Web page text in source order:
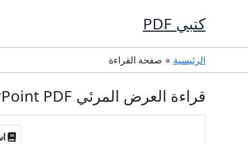
كتبي PDF
الرئيسية صفحة القراءة
قراءة العرض المرئي PowerPoint PDF مجانا